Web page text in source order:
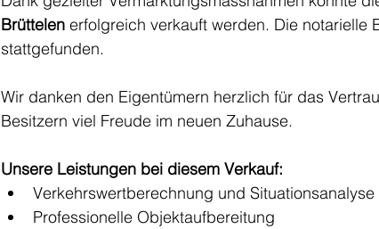
Brüttelen erfolgreich verkauft werden. Die notarielle
stattgefunden.
Wir danken den Eigentümern herzlich für das
Besitzern viel Freude im neuen Zuhause.
Unsere Leistungen bei diesem Verkauf:
Verkehrswertberechnung und Situationsanalyse
Professionelle Objektaufbereitung